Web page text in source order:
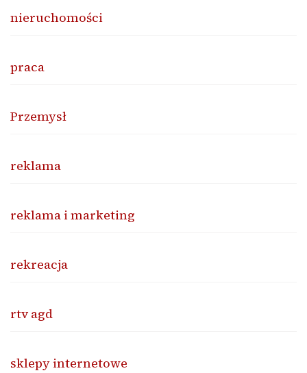
nieruchomości
praca
Przemysł
reklama
reklama i marketing
rekreacja
rtv agd
sklepy internetowe